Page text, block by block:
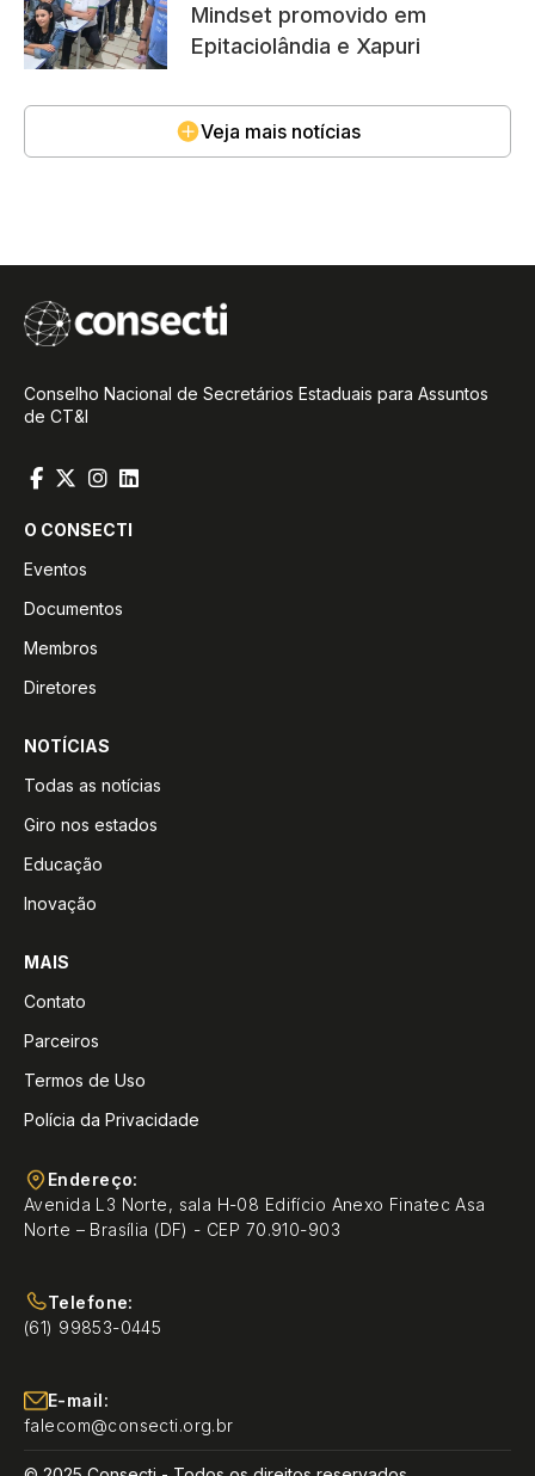
Mindset promovido em
Epitaciolândia e Xapuri
Veja mais notícias
Conselho Nacional de Secretários Estaduais para Assuntos
de CT&I
O CONSECTI
Eventos
Documentos
Membros
Diretores
NOTÍCIAS
Todas as notícias
Giro nos estados
Educação
Inovação
MAIS
Contato
Parceiros
Termos de Uso
Polícia da Privacidade
Endereço:
Avenida L3 Norte, sala H-08 Edifício Anexo Finatec Asa
Norte – Brasília (DF) - CEP 70.910-903
Telefone:
(61) 99853-0445
E-mail:
falecom@consecti.org.br